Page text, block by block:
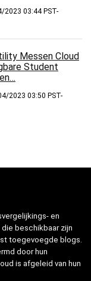
2023 03:44 PST-
Messen Cloud
Student
2023 03:50 PST-
en
beschikbaar zijn
toegevoegde blogs.
door hun
is afgeleid van hun